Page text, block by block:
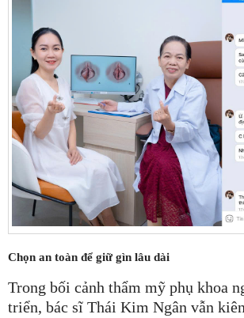
Chọn an toàn để giữ gìn lâu dài
Trong bối cảnh thẩm mỹ phụ khoa
triển, bác sĩ Thái Kim Ngân vẫn